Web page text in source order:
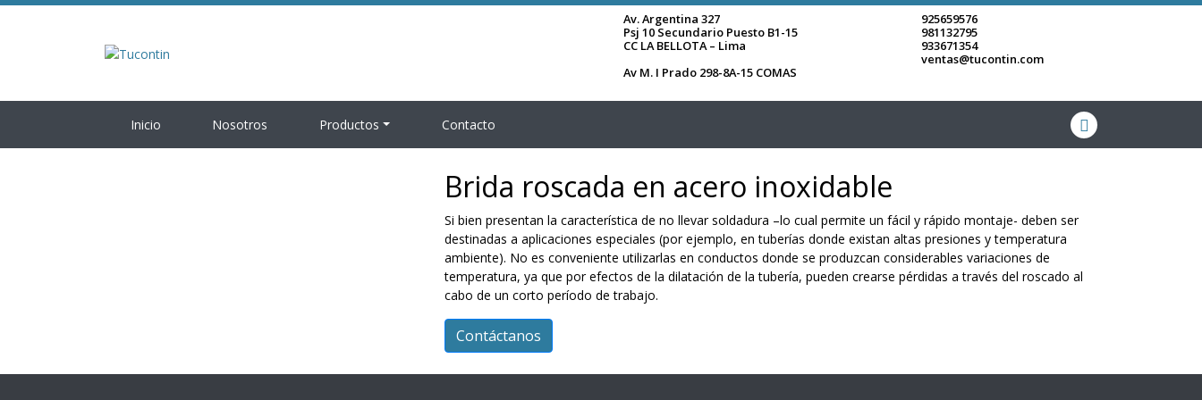
Av. Argentina 327
Psj 10 Secundario Puesto B1-15
CC LA BELLOTA – Lima
Av M. I Prado 298-8A-15 COMAS
925659576
981132795
933671354
ventas@tucontin.com
Inicio Nosotros Productos Contacto
Brida roscada en acero inoxidable
Si bien presentan la característica de no llevar soldadura –lo cual permite un fácil y rápido montaje- deben ser
destinadas a aplicaciones especiales (por ejemplo, en tuberías donde existan altas presiones y temperatura
ambiente). No es conveniente utilizarlas en conductos donde se produzcan considerables variaciones de
temperatura, ya que por efectos de la dilatación de la tubería, pueden crearse pérdidas a través del roscado al
cabo de un corto período de trabajo.
Contáctanos